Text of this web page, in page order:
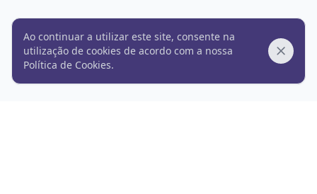
Ao continuar a utilizar este site, consente na
utilização de cookies de acordo com a nossa
Política de Cookies.
Dismiss